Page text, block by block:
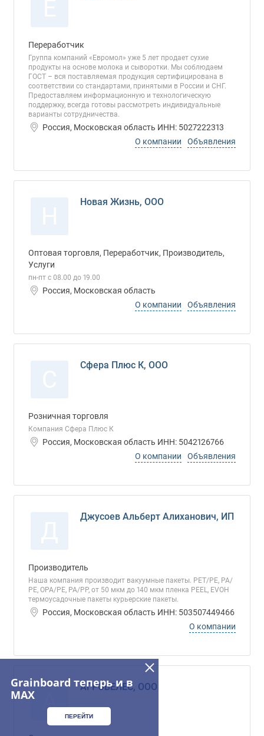
Переработчик
Группа компаний «Евромол» уже 5 лет продает сухие
продукты на основе молока и сыворотки. Мы соблюдаем
ГОСТ – вся поставляемая продукция сертифицирована в
соответствии со стандартами, принятыми в России и СНГ.
Предоставляем информационную и технологическую
поддержку, всегда готовы рассмотреть индивидуальные
варианты сотрудничества.
Россия, Московская область ИНН: 5027222313
О компании
Объявления
Новая Жизнь, ООО
Оптовая торговля, Переработчик, Производитель,
Услуги
пн-пт с 08.00 до 19.00
Россия, Московская область
О компании
Объявления
Сфера Плюс К, ООО
Розничная торговля
Компания Сфера Плюс К
Россия, Московская область ИНН: 5042126766
О компании
Объявления
Джусоев Альберт Алиханович, ИП
Производитель
Наша компания производит вакуумные пакеты. РЕТ/РЕ, РА/
РЕ, ОРА/РЕ, РА/РР, от 50 мкм до 140 мкм пленка РЕЕL, EVOH
термоусадочные пакеты курьерские пакеты.
Россия, Московская область ИНН: 503507449466
О компании
А
АГРОВЕЛЕС, ООО
Grainboard теперь и в
MAX
ПЕРЕЙТИ